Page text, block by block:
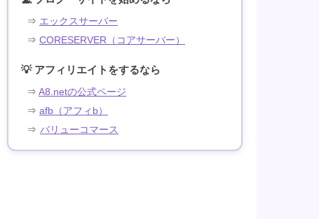
⇒ エックスサーバー
⇒ CORESERVER（コアサーバー）
💡 アフィリエイトをするなら
⇒ A8.netの公式ページ
⇒ afb（アフィb）
⇒ バリューコマース